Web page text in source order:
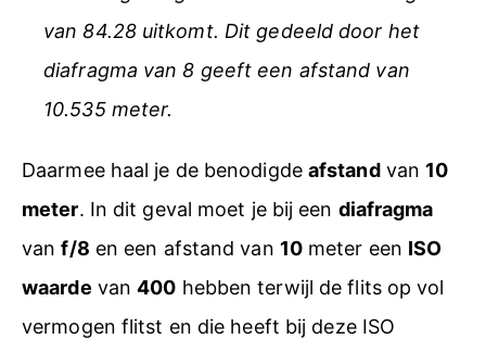
van 84.28 uitkomt. Dit gedeeld door het
diafragma van 8 geeft een afstand van
10.535 meter.
Daarmee haal je de benodigde afstandvan 10
meter. In dit geval moet je bij een diafragma
vanf/8 en een afstand van 10meter een ISO
waarde van400 hebben terwijl de flits op vol
vermogen flitst en die heeft bij deze ISO